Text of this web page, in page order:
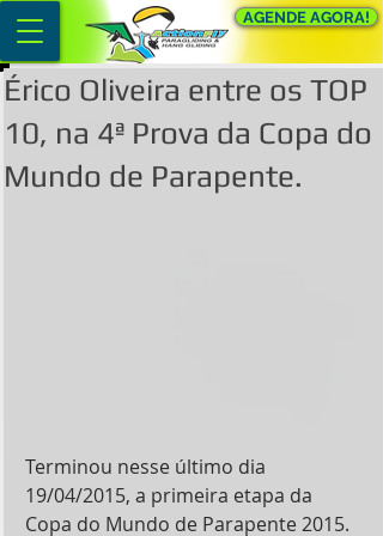
AGENDE AGORA!
Érico Oliveira entre os TOP
10, na 4ª Prova da Copa do
Mundo de Parapente.
Terminou nesse último dia
19/04/2015, a primeira etapa da
Copa do Mundo de Parapente 2015.